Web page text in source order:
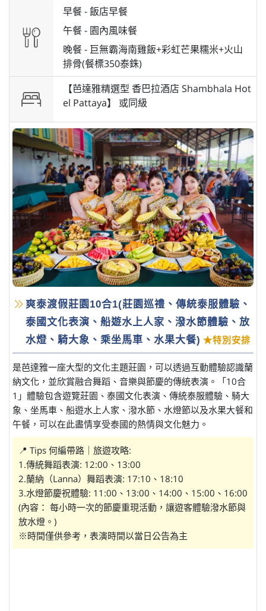
早餐 -飯店早餐
午餐 - 園內風味餐
晚餐 - 巨無霸海南雞飯+彩虹芒果糯米+火山
排骨(餐標350泰銖)
【芭達雅精選型 香巴拉酒店 Shambhala Hot
el Pattaya】 或同級
爽泰渡假莊園10合1(莊園巡禮、傳統泰服體驗、
泰國文化表演、船遊水上人家、潑水節體驗、放
水燈、騎大象、乘坐馬車、水果大餐) ★特別安排
是芭達雅一座大型的文化主題莊園，可以透過互動體驗認識蘭
納文化，並欣賞融合舞蹈、音樂與節慶的傳統表演。「10合
1」體驗包含遊覽莊園、泰國文化表演、傳統泰服體驗、騎大
象、坐馬車、船遊水上人家、潑水節、水燈節以及水果大餐和
午餐，可以在此盡情享受泰國的熱情與文化魅力。
📍 Tips 何編帶路｜旅遊攻略:
1.傳統舞蹈表演: 12:00、13:00
2.蘭納（Lanna）舞蹈表演: 17:10、18:10
3.水燈節慶祝體驗: 11:00、13:00、14:00、15:00、16:00
(內容： 每小時一次的節慶重現活動，讓遊客體驗潑水節與
放水燈。)
※時間僅供參考，表演時間以當日公告為主